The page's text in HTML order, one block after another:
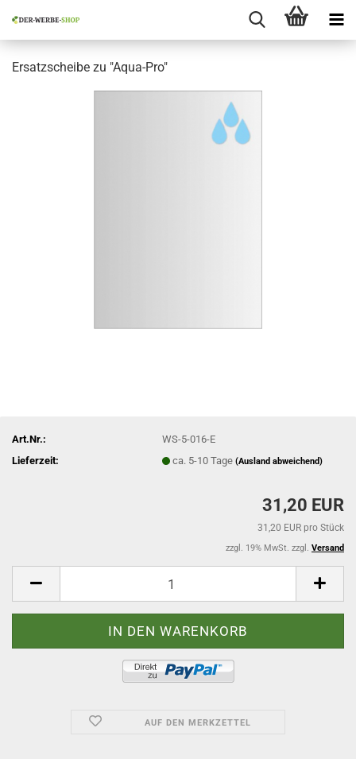
Ersatzscheibe zu "Aqua-Pro"
Art.Nr.:
WS-5-016-E
Lieferzeit:
ca. 5-10 Tage(Ausland abweichend)
31,20 EUR
31,20 EUR pro Stück
zzgl. 19% MwSt. zzgl. Versand
AUF DEN MERKZETTEL